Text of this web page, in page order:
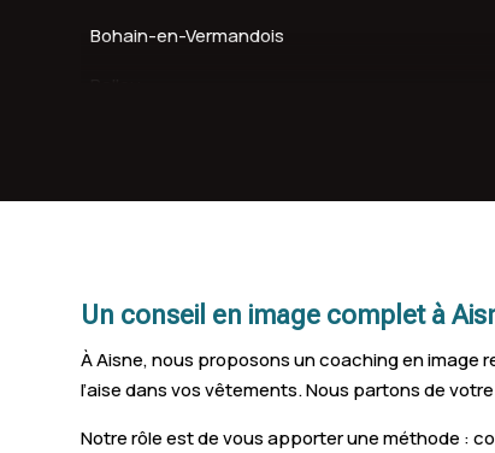
Bohain-en-Vermandois
Saint-Gobain
Nogent-l'Artaud
Neuilly-Saint-Front
Un conseil en image complet à
À Aisne, nous proposons un coaching en
l’aise dans vos vêtements. Nous partons de
Notre rôle est de vous apporter une méthode :